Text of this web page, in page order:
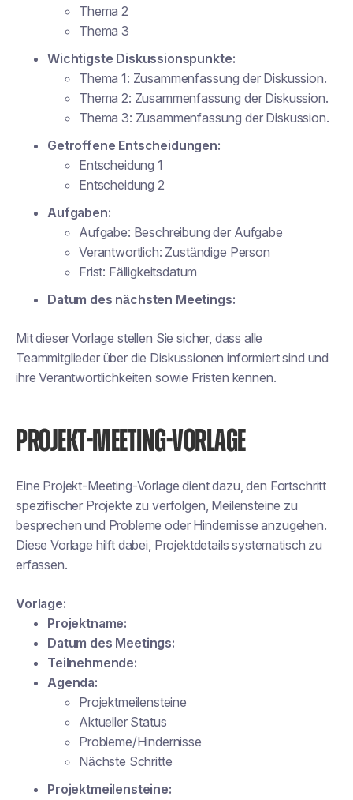
Thema 2
Thema 3
Wichtigste Diskussionspunkte:
Thema 1: Zusammenfassung der Diskussion.
Thema 2: Zusammenfassung der Diskussion.
Thema 3: Zusammenfassung der Diskussion.
Getroffene Entscheidungen:
Entscheidung 1
Entscheidung 2
Aufgaben:
Aufgabe: Beschreibung der Aufgabe
Verantwortlich: Zuständige Person
Frist: Fälligkeitsdatum
Datum des nächsten Meetings:
Mit dieser Vorlage stellen Sie sicher, dass alle
Teammitglieder über die Diskussionen informiert sind und
ihre Verantwortlichkeiten sowie Fristen kennen.
PROJEKT-MEETING-VORLAGE
Eine Projekt-Meeting-Vorlage dient dazu, den Fortschritt
spezifischer Projekte zu verfolgen, Meilensteine zu
besprechen und Probleme oder Hindernisse anzugehen.
Diese Vorlage hilft dabei, Projektdetails systematisch zu
erfassen.
Vorlage:
Projektname:
Datum des Meetings:
Teilnehmende:
Agenda:
Projektmeilensteine
Aktueller Status
Probleme/Hindernisse
Nächste Schritte
Projektmeilensteine: